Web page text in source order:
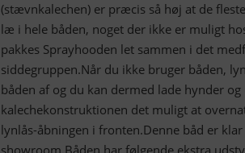
(stævnkalechen) er præcis så høj at de
læ i hele båden, noget der ikke er muligt
pakkes Sprayhooden let sammen i det
siddegruppen.Når du ikke bruger båden,
båden af og du kan dermed lade hynder
kalechekonstruktionen det muligt at
lynlås-åbningen i fronten.Denne båd er
showroom.Båden har følgende ekstra